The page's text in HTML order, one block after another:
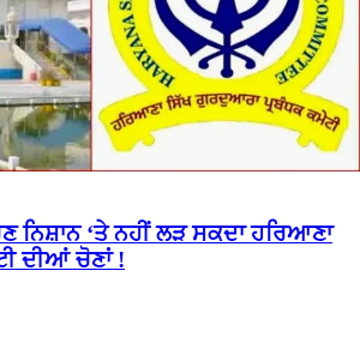
ਨਿਸ਼ਾਨ ‘ਤੇ ਨਹੀਂ ਲੜ ਸਕਦਾ ਹਰਿਆਣਾ
ਦੀਆਂ ਚੋਣਾਂ !